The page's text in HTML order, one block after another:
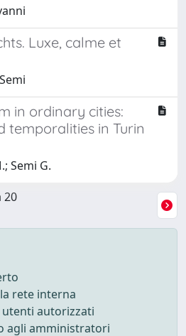
Luxe, calme et
in ordinary cities:
temporalities in Turin
Semi G.
20
rete interna
autorizzati
agli amministratori